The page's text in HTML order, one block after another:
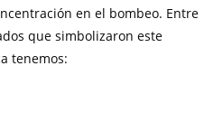
en el bombeo. Entre
que simbolizaron este
tenemos: